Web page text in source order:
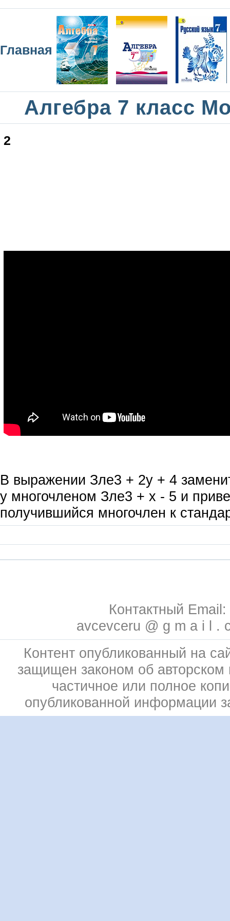
Главная
Алгебра 7 класс
2
В выражении Зле3 + 2у + 4
у многочленом Зле3 + х - 5 и
получившийся многочлен к
Контактный Email:
avcevceru @ g m a i l .
Контент опубликованный на
защищен законом об
частичное или полное
опубликованной информации